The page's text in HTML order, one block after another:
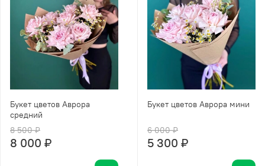
Букет цветов Аврора
средний
8 500 ₽
8 000 ₽
Букет цветов Аврора мини
6 000 ₽
5 300 ₽